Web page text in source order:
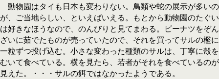
動物園はタイも日本も変わりない。鳥類や蛇の展示が多いの
が、ご当地らしい、といえばいえる。もとから動物園のたぐい
は好きなほうなので、のんびりと見てまわる。ピーナツをぞん
ざいに茹でたものが売っていたので、それを買ってサルの檻に
一粒ずつ投げ込む。小さな変わった種類のサルは、丁寧に殻を
むいて食べている。横を見たら、若者がそれを食べているのが
見えた。・・・サルの餌ではなかったようである。